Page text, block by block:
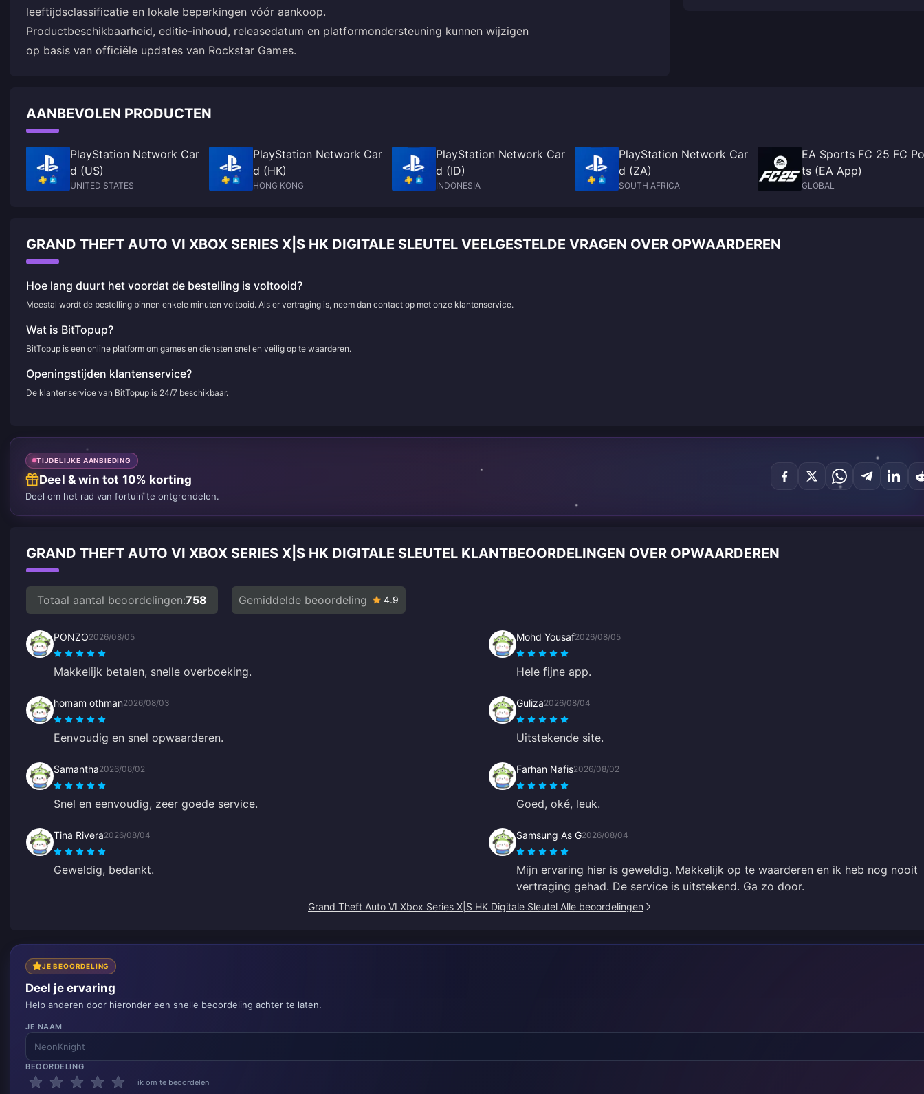
leeftijdsclassificatie en lokale beperkingen vóór aankoop.
Productbeschikbaarheid, editie-inhoud, releasedatum en platformondersteuning kunnen wijzigen
op basis van officiële updates van Rockstar Games.
AANBEVOLEN PRODUCTEN
PlayStation Network Car
d (US)
UNITED STATES
PlayStation Network Car
d (HK)
HONG KONG
PlayStation Network Car
d (ID)
INDONESIA
PlayStation Network Car
d (ZA)
SOUTH AFRICA
EA Sports FC 25 FC
ts (EA App)
GLOBAL
GRAND THEFT AUTO VI XBOX SERIES X|S HK DIGITALE SLEUTEL VEELGESTELDE VRAGEN OVER OPWAARDEREN
Hoe lang duurt het voordat de bestelling is voltooid?
Meestal wordt de bestelling binnen enkele minuten voltooid. Als er vertraging is, neem dan contact op met onze klantenservice.
Wat is BitTopup?
BitTopup is een online platform om games en diensten snel en veilig op te waarderen.
Openingstijden klantenservice?
De klantenservice van BitTopup is 24/7 beschikbaar.
TIJDELIJKE AANBIEDING
Deel & win tot 10% korting
Deel om het rad van fortuin te ontgrendelen.
GRAND THEFT AUTO VI XBOX SERIES X|S HK DIGITALE SLEUTEL KLANTBEOORDELINGEN OVER OPWAARDEREN
Totaal aantal beoordelingen:758 Gemiddelde beoordeling 4.9
PONZO2026/08/05
Makkelijk betalen, snelle overboeking.
Mohd Yousaf2026/08/05
Hele fijne app.
homam othman2026/08/03
Eenvoudig en snel opwaarderen.
Guliza2026/08/04
Uitstekende site.
Samantha2026/08/02
Snel en eenvoudig, zeer goede service.
Farhan Nafis2026/08/02
Goed, oké, leuk.
Tina Rivera2026/08/04
Geweldig, bedankt.
Samsung As G2026/08/04
Mijn ervaring hier is geweldig. Makkelijk op te waarderen en ik heb nog nooit
vertraging gehad. De service is uitstekend. Ga zo door.
Grand Theft Auto VI Xbox Series X|S HK Digitale Sleutel Alle beoordelingen
JE BEOORDELING
Deel je ervaring
Help anderen door hieronder een snelle beoordeling achter te laten.
JE NAAM
BEOORDELING
Tik om te beoordelen